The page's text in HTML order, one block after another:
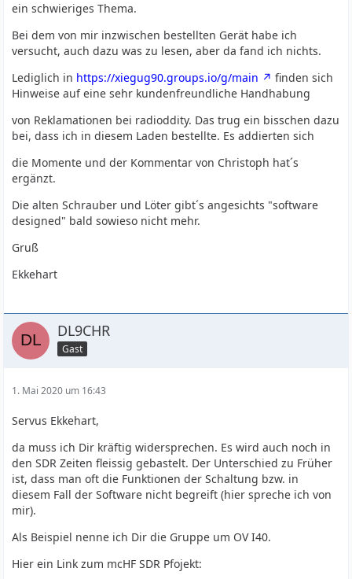
ein schwieriges Thema.
Bei dem von mir inzwischen bestellten Gerät habe ich
versucht, auch dazu was zu lesen, aber da fand ich nichts.
Lediglich in https://xiegug90.groups.io/g/main
finden sich
Hinweise auf eine sehr kundenfreundliche Handhabung
von Reklamationen bei radioddity. Das trug ein bisschen dazu
bei, dass ich in diesem Laden bestellte. Es addierten sich
die Momente und der Kommentar von Christoph hat´s
ergänzt.
Die alten Schrauber und Löter gibt´s angesichts "software
designed" bald sowieso nicht mehr.
Gruß
Ekkehart
DL9CHR
Gast
1. Mai 2020 um 16:43
Servus Ekkehart,
da muss ich Dir kräftig widersprechen. Es wird auch noch in
den SDR Zeiten fleissig gebastelt. Der Unterschied zu Früher
ist, dass man oft die Funktionen der Schaltung bzw. in
diesem Fall der Software nicht begreift (hier spreche ich von
mir).
Als Beispiel nenne ich Dir die Gruppe um OV I40.
Hier ein Link zum mcHF SDR Pfojekt: